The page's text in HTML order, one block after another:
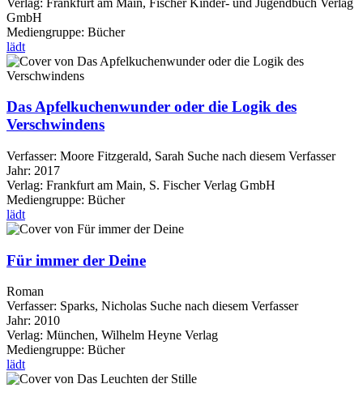
GmbH
Mediengruppe: Bücher
lädt
Das Apfelkuchenwunder oder die Logik des
Verschwindens
Verfasser: Moore Fitzgerald, Sarah Suche nach diesem Verfasser
Jahr: 2017
Verlag: Frankfurt am Main, S. Fischer Verlag GmbH
Mediengruppe: Bücher
lädt
Für immer der Deine
Roman
Verfasser: Sparks, Nicholas Suche nach diesem Verfasser
Jahr: 2010
Verlag: München, Wilhelm Heyne Verlag
Mediengruppe: Bücher
lädt